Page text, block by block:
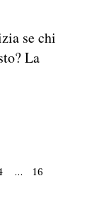
se chi
La
…
16